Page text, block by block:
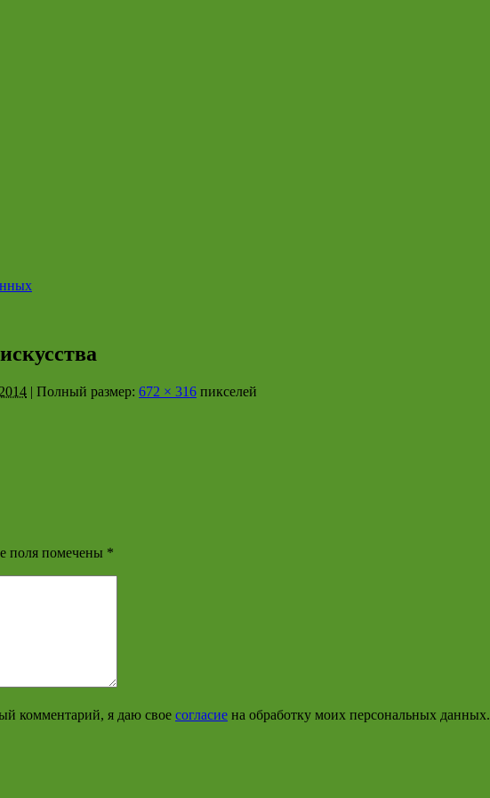
| Полный размер: 672 × 316 пикселей
поля помечены *
комментарий, я даю свое согласие на обработку моих персональных данных.